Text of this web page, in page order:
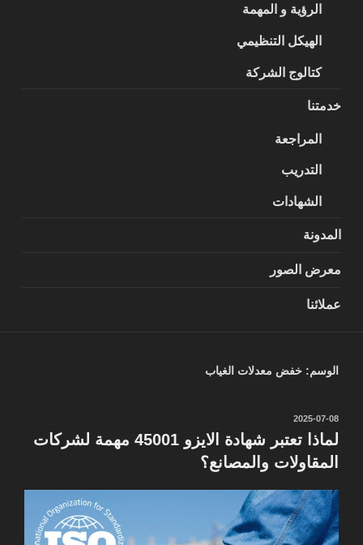
الرؤية و المهمة
الهيكل التنظيمي
كتالوج الشركة
خدمتنا
المراجعة
التدريب
الشهادات
المدونة
معرض الصور
عملائنا
الوسم: خفض معدلات الغياب
نُشر
في
2025-07-08
لماذا تعتبر شهادة الايزو 45001 مهمة لشركات
المقاولات والمصانع؟